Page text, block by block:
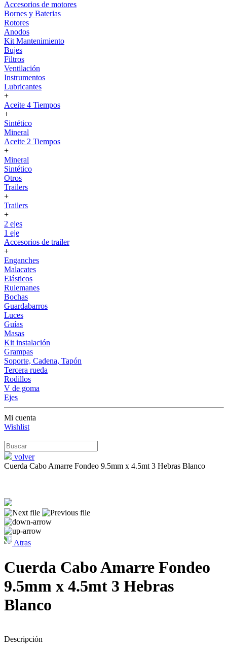
Accesorios de motores
Bornes y Baterias
Rotores
Anodos
Kit Mantenimiento
Bujes
Filtros
Ventilación
Instrumentos
Lubricantes
+
Aceite 4 Tiempos
+
Sintético
Mineral
Aceite 2 Tiempos
+
Mineral
Sintético
Otros
Trailers
+
Trailers
+
2 ejes
1 eje
Accesorios de trailer
+
Enganches
Malacates
Elásticos
Rulemanes
Bochas
Guardabarros
Luces
Guías
Masas
Kit instalación
Grampas
Soporte, Cadena, Tapón
Tercera rueda
Rodillos
V de goma
Ejes
Mi cuenta
Wishlist
volver
Cuerda Cabo Amarre Fondeo 9.5mm x 4.5mt 3 Hebras Blanco
Atras
Cuerda Cabo Amarre Fondeo
9.5mm x 4.5mt 3 Hebras
Blanco
Descripción